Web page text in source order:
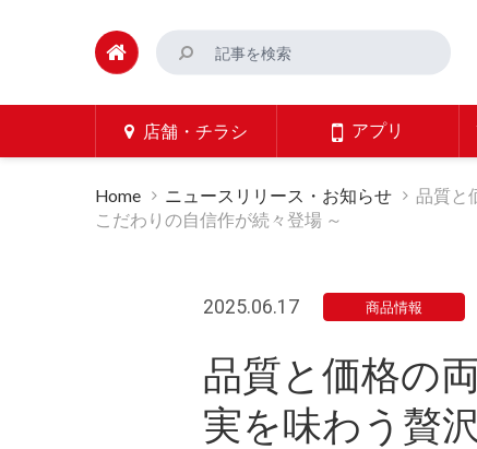
店舗・チラシ アプリ
Home ニュースリリース・お知らせ
品質と
こだわりの自信作が続々登場 ～
2025.06.17 商品情報
品質と価格の
実を味わう贅